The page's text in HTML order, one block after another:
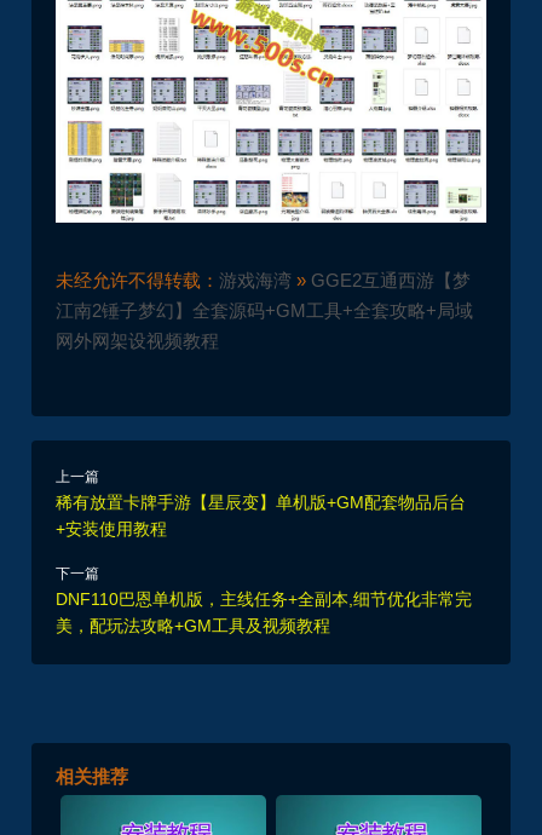
未经允许不得转载：游戏海湾 » GGE2互通西游【梦
江南2锤子梦幻】全套源码+GM工具+全套攻略+局域
网外网架设视频教程
上一篇
稀有放置卡牌手游【星辰变】单机版+GM配套物品后台
+安装使用教程
下一篇
DNF110巴恩单机版，主线任务+全副本,细节优化非常完
美，配玩法攻略+GM工具及视频教程
相关推荐